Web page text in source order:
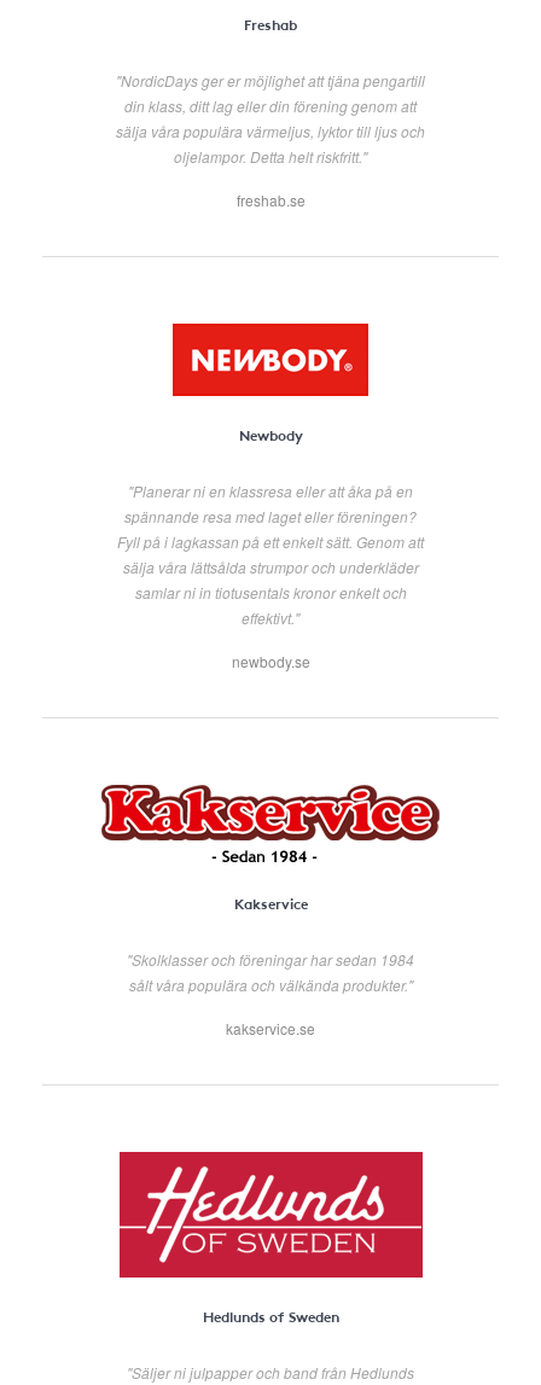
Freshab
"NordicDays ger er möjlighet att tjäna pengartill
din klass, ditt lag eller din förening genom att
sälja våra populära värmeljus, lyktor till ljus och
oljelampor. Detta helt riskfritt."
freshab.se
Newbody
"Planerar ni en klassresa eller att åka på en
spännande resa med laget eller föreningen?
Fyll på i lagkassan på ett enkelt sätt. Genom att
sälja våra lättsålda strumpor och underkläder
samlar ni in tiotusentals kronor enkelt och
effektivt."
newbody.se
Kakservice
"Skolklasser och föreningar har sedan 1984
sålt våra populära och välkända produkter."
kakservice.se
Hedlunds of Sweden
"Säljer ni julpapper och band från Hedlunds